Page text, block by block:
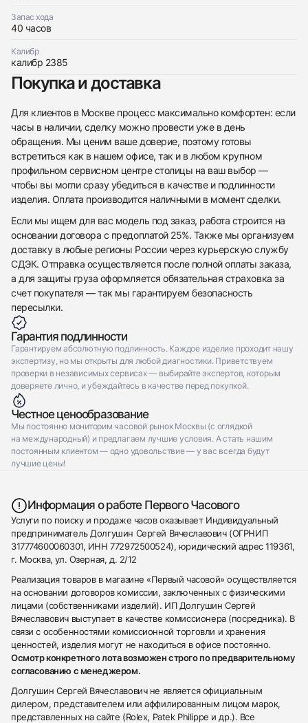
438
285
145
142
205
204
195
150
6
Запас хода
40 часов
Калибр
калибр 2385
Покупка и доставка
Для клиентов в Москве процесс максимально комфортен: если
часы в наличии, сделку можно провести уже в день
обращения. Мы ценим ваше доверие, поэтому готовы
встретиться как в нашем офисе, так и в любом крупном
профильном сервисном центре столицы на ваш выбор —
чтобы вы могли сразу убедиться в качестве и подлинности
изделия. Оплата производится наличными в момент сделки.
Если мы ищем для вас модель под заказ, работа строится на
основании договора с предоплатой 25%. Также мы организуем
доставку в любые регионы России через курьерскую службу
СДЭК. Отправка осуществляется после полной оплаты заказа,
а для защиты груза оформляется обязательная страховка за
счет покупателя — так мы гарантируем безопасность
пересылки.
Гарантия подлинности
Гарантируем абсолютную подлинность. Каждое изделие проходит нашу
экспертизу, но мы открыты для любой диагностики. Приветствуем
проверки в независимых сервисах — выбирайте экспертов, которым
доверяете лично, и убеждайтесь в качестве перед покупкой.
Честное ценообразование
Мы постоянно мониторим часовой рынок Москвы (с оглядкой
на международный) и предлагаем лучшие условия. А стать нашим
постоянным клиентом — одно удовольствие — у вас всегда будут
лучшие цены!
Информация о работе Первого Часового
Услуги по поиску и продаже часов оказывает Индивидуальный
предприниматель Долгушин Сергей Вячеславович (ОГРНИП
317774600060301, ИНН 772972500524), юридический адрес 119361,
г. Москва, ул. Озерная, д. 2/12
Реализация товаров в магазине «Первый часовой» осуществляется
на основании договоров комиссии, заключенных с физическими
лицами (собственниками изделий). ИП Долгушин Сергей
Вячеславович выступает в качестве комиссионера (посредника). В
связи с особенностями комиссионной торговли и хранения
ценностей, изделия могут не находиться в офисе постоянно.
Осмотр конкретного лота возможен строго по предварительному
согласованию с менеджером.
Долгушин Сергей Вячеславович не является официальным
дилером, представителем или аффилированным лицом марок,
представленных на сайте (Rolex, Patek Philippe и др.). Все
Заказать эти часы
Оставьте ваши контактные данные и мы свяжемся
с вами
Audemars Piguet
Royal Oak Chronograph 41 mm Blue Dial
Как новые Коробка + Документы
$45,350
Отправить заявку
Трейд-ин часов
Оставьте ваши контактные данные и мы свяжемся
с вами
Audemars Piguet
Royal Oak Chronograph 41 mm Blue Dial
Как новые Коробка + Документы
$45,350
Отправить заявку